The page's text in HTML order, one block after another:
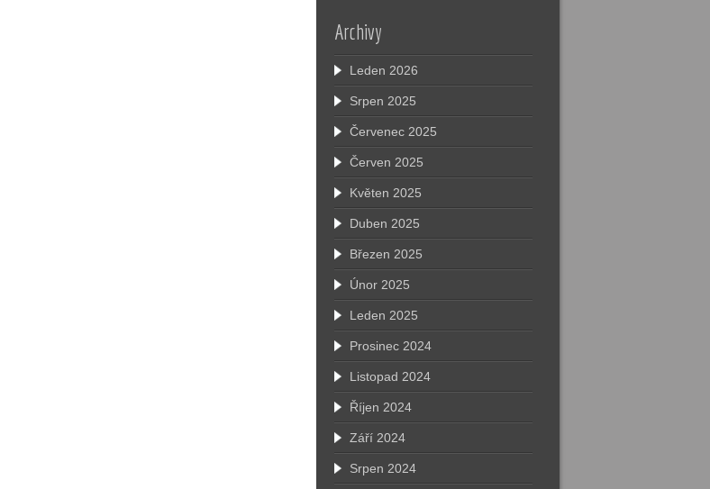
Archivy
Leden 2026
Srpen 2025
Červenec 2025
Červen 2025
Květen 2025
Duben 2025
Březen 2025
Únor 2025
Leden 2025
Prosinec 2024
Listopad 2024
Říjen 2024
Září 2024
Srpen 2024